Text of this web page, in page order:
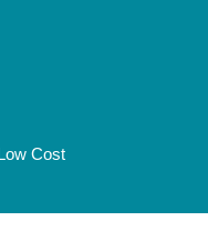
Cost